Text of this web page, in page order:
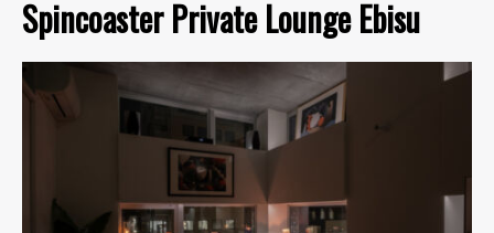
Spincoaster Private Lounge Ebisu